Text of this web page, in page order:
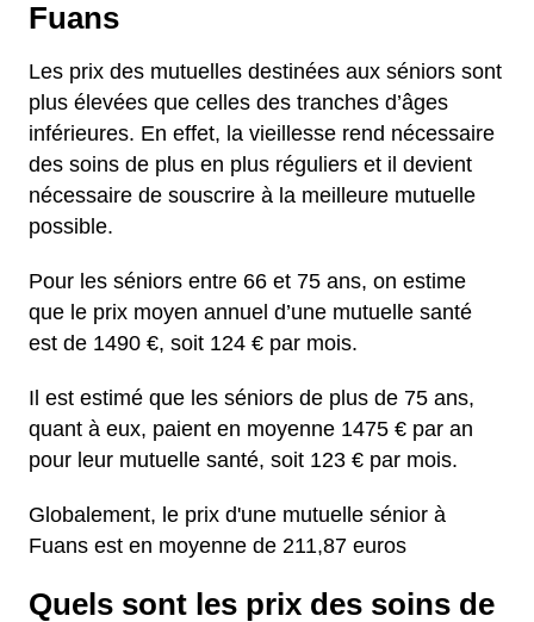
Fuans
Les prix des mutuelles destinées aux séniors sont
plus élevées que celles des tranches d’âges
inférieures. En effet, la vieillesse rend nécessaire
des soins de plus en plus réguliers et il devient
nécessaire de souscrire à la meilleure mutuelle
possible.
Pour les séniors entre 66 et 75 ans, on estime
que le prix moyen annuel d’une mutuelle santé
est de 1490 €, soit 124 € par mois.
Il est estimé que les séniors de plus de 75 ans,
quant à eux, paient en moyenne 1475 € par an
pour leur mutuelle santé, soit 123 € par mois.
Globalement, le prix d'une mutuelle sénior à
Fuans est en moyenne de 211,87 euros
Quels sont les prix des soins de